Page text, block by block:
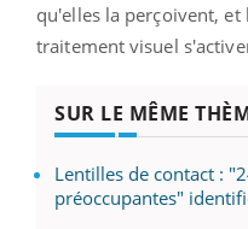
qu'elles la perçoivent, et
traitement visuel
SUR LE MÊME
Lentilles de contact :
préoccupantes"